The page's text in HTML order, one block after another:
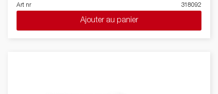
Art nr 318092
Ajouter au panier